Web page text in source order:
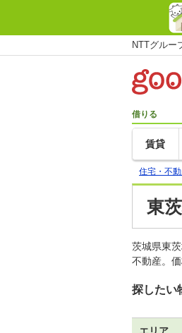
NTTグルー
借りる
賃貸
住宅・不
東
茨城県東
不動産。
探したい